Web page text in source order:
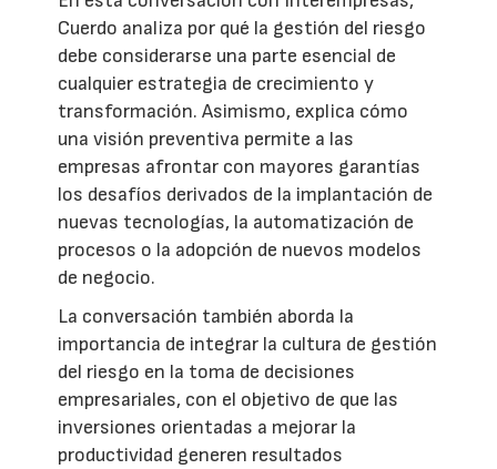
Cuerdo analiza por qué la gestión del riesgo
debe considerarse una parte esencial de
cualquier estrategia de crecimiento y
transformación. Asimismo, explica cómo
una visión preventiva permite a las
empresas afrontar con mayores garantías
los desafíos derivados de la implantación de
nuevas tecnologías, la automatización de
procesos o la adopción de nuevos modelos
de negocio.
La conversación también aborda la
importancia de integrar la cultura de gestión
del riesgo en la toma de decisiones
empresariales, con el objetivo de que las
inversiones orientadas a mejorar la
productividad generen resultados